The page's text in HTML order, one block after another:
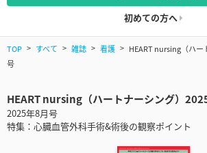
初めての方へ
TOP すべて 雑誌 看護
HEART nursing（ハー
号
HEART nursing（ハートナーシング）
2025年8月号
特集：心臓血管外科手術&術後の観察ポイント